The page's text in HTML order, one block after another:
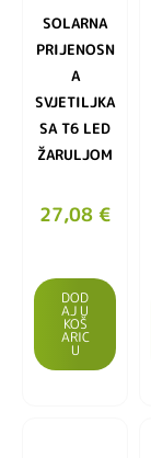
SOLARNA
PRIJENOSN
A
SVJETILJKA
SA T6 LED
ŽARULJOM
27,08 €
DOD
AJ U
KOŠ
ARIC
U